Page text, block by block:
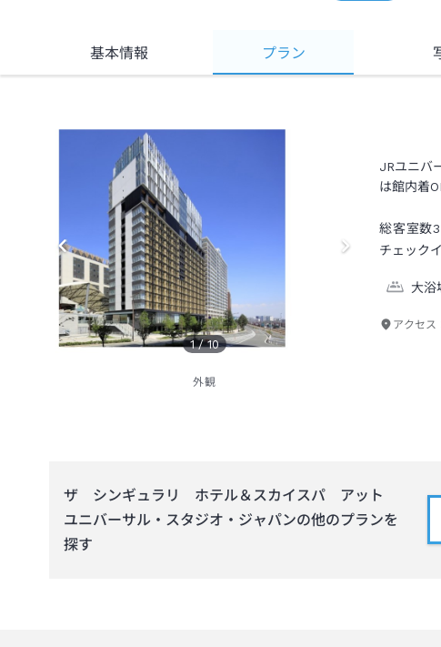
基本情報 プラン
1 /10
外観
JRユニバ
は館内着
総客室数
チェック
大浴
アクセス
ザ シンギュラリ ホテル＆スカイスパ アット
ユニバーサル・スタジオ・ジャパンの他のプランを
探す